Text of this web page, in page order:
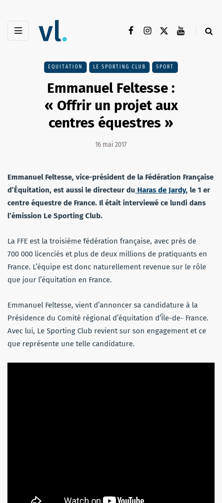
EQUITATION LE SPORTING CLUB SPORT
Emmanuel Feltesse :
« Offrir un projet aux
centres équestres »
16 mai 2017
Emmanuel Feltesse, vice-président de la Fédération Française
d’Équitation, est aussi le directeur du Haras de Jardy, le 1 er
centre équestre de France. Il était interviewé ce lundi dans
l’émission Le Sporting Club.
La FFE est la troisième fédération française, avec près de
700 000 licenciés et plus de deux millions de pratiquants en
France. L’équipe est donc naturellement revenue sur le rôle
que jour l’équitation en France.
Emmanuel Feltesse, vient d’annoncer sa candidature à la
Présidence du Comité régional d’équitation d’Île-de- France.
Avec lui, Le Sporting Club revient sur son engagement et ce
que représente une telle candidature.